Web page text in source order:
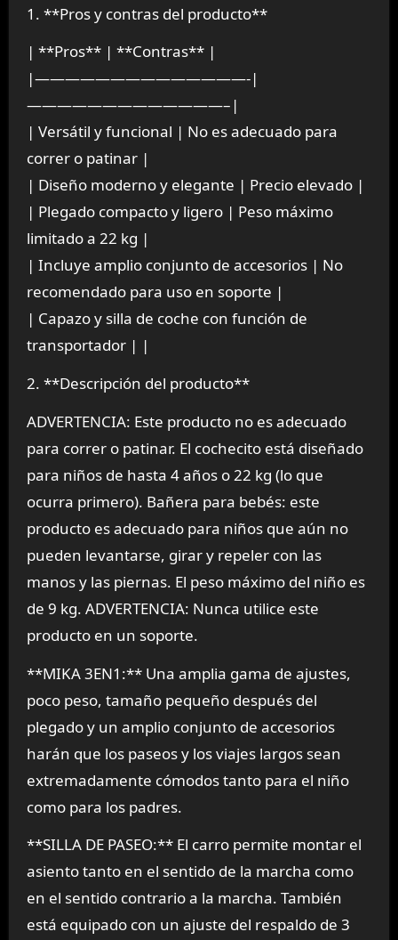
1. **Pros y contras del producto**
| **Pros** | **Contras** |
|——————————————-|
—————————————–|
| Versátil y funcional | No es adecuado para
correr o patinar |
| Diseño moderno y elegante | Precio elevado |
| Plegado compacto y ligero | Peso máximo
limitado a 22 kg |
| Incluye amplio conjunto de accesorios | No
recomendado para uso en soporte |
| Capazo y silla de coche con función de
transportador | |
2. **Descripción del producto**
ADVERTENCIA: Este producto no es adecuado
para correr o patinar. El cochecito está diseñado
para niños de hasta 4 años o 22 kg (lo que
ocurra primero). Bañera para bebés: este
producto es adecuado para niños que aún no
pueden levantarse, girar y repeler con las
manos y las piernas. El peso máximo del niño es
de 9 kg. ADVERTENCIA: Nunca utilice este
producto en un soporte.
**MIKA 3EN1:** Una amplia gama de ajustes,
poco peso, tamaño pequeño después del
plegado y un amplio conjunto de accesorios
harán que los paseos y los viajes largos sean
extremadamente cómodos tanto para el niño
como para los padres.
**SILLA DE PASEO:** El carro permite montar el
asiento tanto en el sentido de la marcha como
en el sentido contrario a la marcha. También
está equipado con un ajuste del respaldo de 3